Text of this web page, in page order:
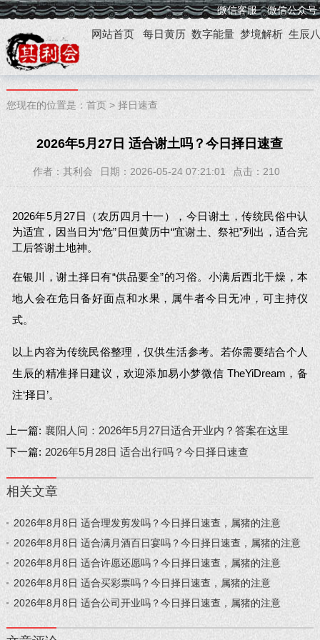
微信客服 微信公众号
网站首页 每日黄历 数字能量 梦境解析 生辰
您现在的位置是： 首页> 择日速查
2026年5月27日 适合谢土吗？今日择日速查
作者：其利会 日期：2026-05-24 07:21:01 点击： 210
2026年5月27日（农历四月十一），今日谢土，传统民俗中认
为适宜，因当日为“危”日但黄历中“宜谢土、祭祀”列出，适合完
工后答谢土地神。
在银川，谢土择日有“供品要全”的习俗。小满后西北干燥，本
地人会在危日备好面点和水果，属牛者今日无冲，可主持仪
式。
以上内容为传统民俗整理，仅供生活参考。若你需要结合个人
生辰的精准择日建议，欢迎添加易小梦微信 TheYiDream，备
注‘择日’。
上一篇: 襄阳人问：2026年5月27日适合开业内？答案在这里
下一篇: 2026年5月28日 适合出行吗？今日择日速查
相关文章
2026年8月8日 适合理发剪发吗？今日择日速查，属猪的注意
2026年8月8日 适合满月酒百日宴吗？今日择日速查，属猪的注意
2026年8月8日 适合许愿还愿吗？今日择日速查，属猪的注意
2026年8月8日 适合买彩票吗？今日择日速查，属猪的注意
2026年8月8日 适合公司开业吗？今日择日速查，属猪的注意